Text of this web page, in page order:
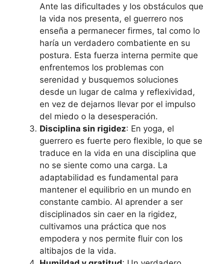
Ante las dificultades y los obstáculos que
la vida nos presenta, el guerrero nos
enseña a permanecer firmes, tal como lo
haría un verdadero combatiente en su
postura. Esta fuerza interna permite que
enfrentemos los problemas con
serenidad y busquemos soluciones
desde un lugar de calma y reflexividad,
en vez de dejarnos llevar por el impulso
del miedo o la desesperación.
Disciplina sin rigidez: En yoga, el
guerrero es fuerte pero flexible, lo que se
traduce en la vida en una disciplina que
no se siente como una carga. La
adaptabilidad es fundamental para
mantener el equilibrio en un mundo en
constante cambio. Al aprender a ser
disciplinados sin caer en la rigidez,
cultivamos una práctica que nos
empodera y nos permite fluir con los
altibajos de la vida.